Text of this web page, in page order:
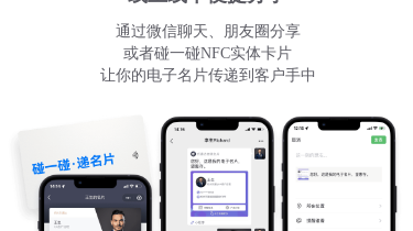
通过微信聊天、朋友圈分享
或者碰一碰NFC实体卡片
让你的电子名片传递到客户手中